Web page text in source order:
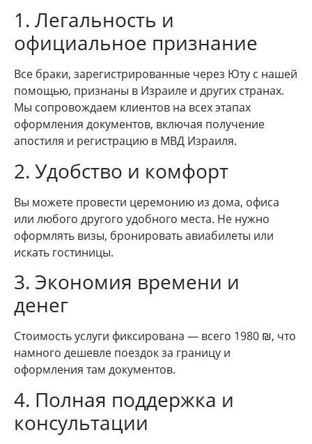
1. Легальность и
официальное признание
Все браки, зарегистрированные через Юту с нашей
помощью, признаны в Израиле и других странах.
Мы сопровождаем клиентов на всех этапах
оформления документов, включая получение
апостиля и регистрацию в МВД Израиля.
2. Удобство и комфорт
Вы можете провести церемонию из дома, офиса
или любого другого удобного места. Не нужно
оформлять визы, бронировать авиабилеты или
искать гостиницы.
3. Экономия времени и
денег
Стоимость услуги фиксирована — всего 1980 ₪, что
намного дешевле поездок за границу и
оформления там документов.
4. Полная поддержка и
консультации